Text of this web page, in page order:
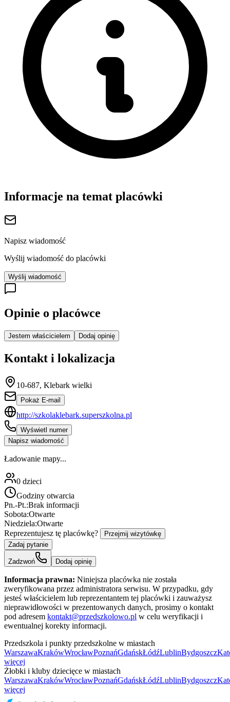
Informacje na temat placówki
Napisz wiadomość
Wyślij wiadomość do placówki
Wyślij wiadomość
Opinie o placówce
Jestem właścicielem Dodaj opinię
Kontakt i lokalizacja
10-687, Klebark wielki
Pokaż E-mail
http://szkolaklebark.superszkolna.pl
Wyświetl numer
Napisz wiadomość
Ładowanie mapy...
0 dzieci
Godziny otwarcia
Pn.-Pt.:Brak informacji
Sobota:Otwarte
Niedziela:Otwarte
Reprezentujesz tę placówkę?
Przejmij wizytówkę
Zadaj pytanie
Zadzwoń Dodaj opinię
Informacja prawna: Niniejsza placówka nie została
zweryfikowana przez administratora serwisu. W przypadku, gdy
jesteś właścicielem lub reprezentantem tej placówki i zauważysz
nieprawidłowości w prezentowanych danych, prosimy o kontakt
pod adresem kontakt@przedszkolowo.pl w celu weryfikacji i
ewentualnej korekty informacji.
Przedszkola i punkty przedszkolne w miastach
WarszawaKrakówWrocławPoznańGdańskŁódźLublinBydgoszcz
więcej
Żłobki i kluby dziecięce w miastach
WarszawaKrakówWrocławPoznańGdańskŁódźLublinBydgoszcz
więcej